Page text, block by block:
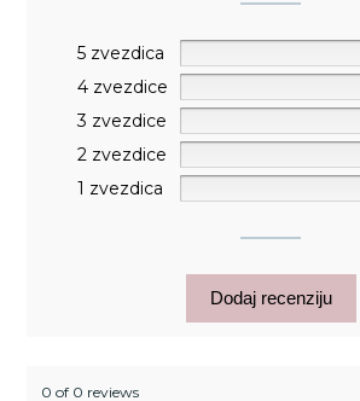
5 zvezdica
4 zvezdice
3 zvezdice
2 zvezdice
1 zvezdica
Dodaj recenziju
0 of 0 reviews